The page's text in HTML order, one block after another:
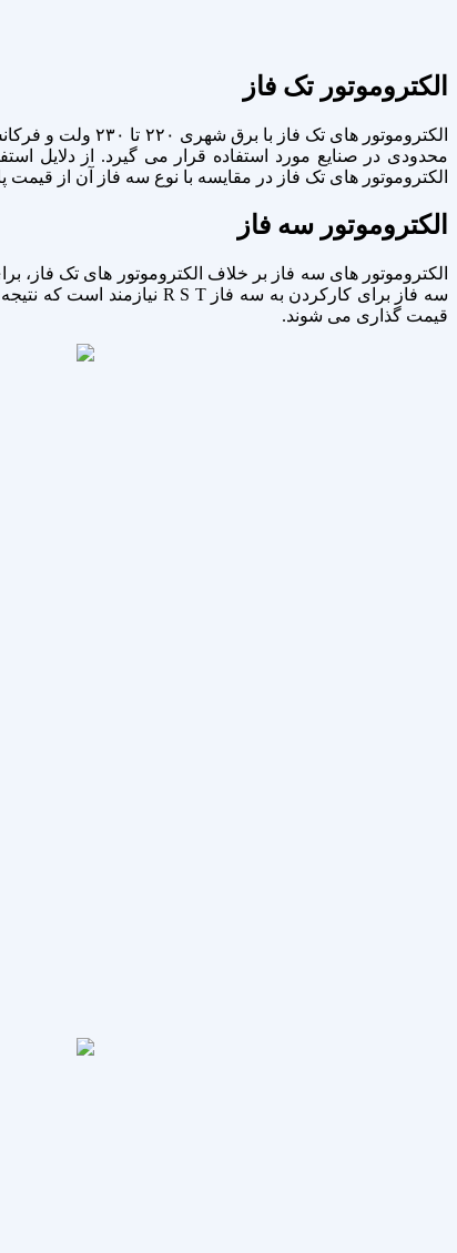
الکتروموتور تک فاز
محدودی در صنایع مورد استفاده قرار می گیرد. از دلایل
الکتروموتور های تک فاز در مقایسه با نوع سه فاز آن از قیمت
الکتروموتور سه فاز
الکتروموتور های سه فاز بر خلاف الکتروموتور های تک فاز،
قیمت گذاری می شوند.